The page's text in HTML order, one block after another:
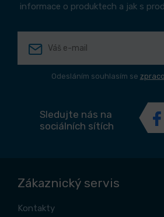
informace o produktech a jak s
Odesláním souhlasím se
Sledujte nás na
sociálních sítích
Zákaznický servis
Kontakty